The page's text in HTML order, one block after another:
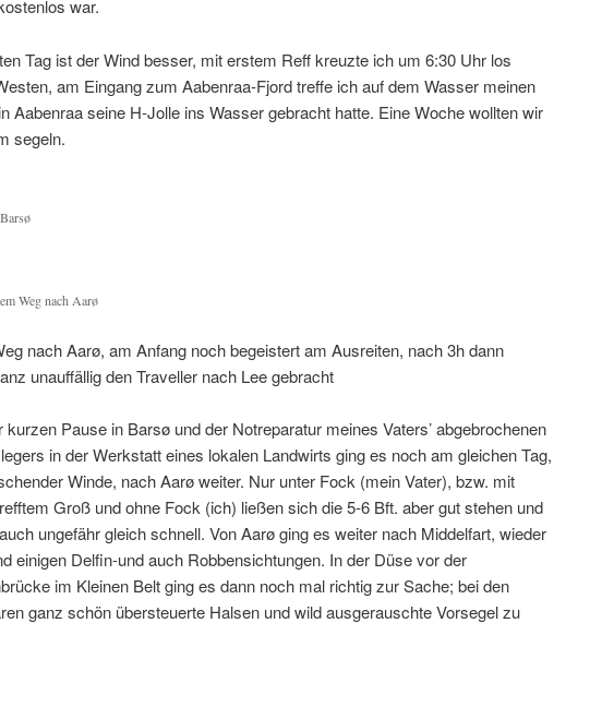
war.
Tag ist der Wind besser, mit erstem Reff kreuzte ich um 6:30 Uhr los
am Eingang zum Aabenraa-Fjord treffe ich auf dem Wasser meinen
Aabenraa seine H-Jolle ins Wasser gebracht hatte. Eine Woche wollten wir
segeln.
Weg nach Aarø
nach Aarø, am Anfang noch begeistert am Ausreiten, nach 3h dann
unauffällig den Traveller nach Lee gebracht
kurzen Pause in Barsø und der Notreparatur meines Vaters’ abgebrochenen
in der Werkstatt eines lokalen Landwirts ging es noch am gleichen Tag,
Winde, nach Aarø weiter. Nur unter Fock (mein Vater), bzw. mit
Groß und ohne Fock (ich) ließen sich die 5-6 Bft. aber gut stehen und
ungefähr gleich schnell. Von Aarø ging es weiter nach Middelfart, wieder
einigen Delfin-und auch Robbensichtungen. In der Düse vor der
im Kleinen Belt ging es dann noch mal richtig zur Sache; bei den
ganz schön übersteuerte Halsen und wild ausgerauschte Vorsegel zu